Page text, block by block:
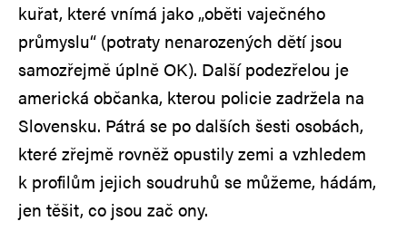
kuřat, které vnímá jako „oběti vaječného
průmyslu“ (potraty nenarozených dětí jsou
samozřejmě úplně OK). Další podezřelou je
americká občanka, kterou policie zadržela na
Slovensku. Pátrá se po dalších šesti osobách,
které zřejmě rovněž opustily zemi a vzhledem
k profilům jejich soudruhů se můžeme, hádám,
jen těšit, co jsou zač ony.